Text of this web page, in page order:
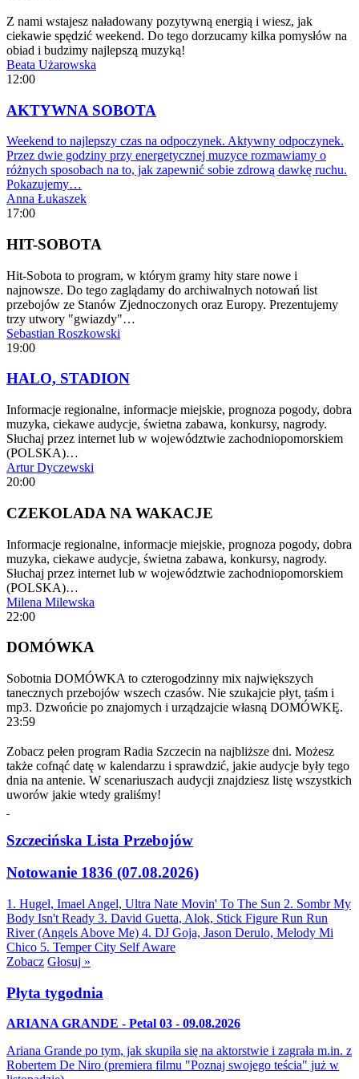
Z nami wstajesz naładowany pozytywną energią i wiesz, jak
ciekawie spędzić weekend. Do tego dorzucamy kilka pomysłów na
obiad i budzimy najlepszą muzyką!
Beata Użarowska
12:00
AKTYWNA SOBOTA
Weekend to najlepszy czas na odpoczynek. Aktywny odpoczynek.
Przez dwie godziny przy energetycznej muzyce rozmawiamy o
różnych sposobach na to, jak zapewnić sobie zdrową dawkę ruchu.
Pokazujemy…
Anna Łukaszek
17:00
HIT-SOBOTA
Hit-Sobota to program, w którym gramy hity stare nowe i
najnowsze. Do tego zaglądamy do archiwalnych notowań list
przebojów ze Stanów Zjednoczonych oraz Europy. Prezentujemy
trzy utwory "gwiazdy"…
Sebastian Roszkowski
19:00
HALO, STADION
Informacje regionalne, informacje miejskie, prognoza pogody, dobra
muzyka, ciekawe audycje, świetna zabawa, konkursy, nagrody.
Słuchaj przez internet lub w województwie zachodniopomorskiem
(POLSKA)…
Artur Dyczewski
20:00
CZEKOLADA NA WAKACJE
Informacje regionalne, informacje miejskie, prognoza pogody, dobra
muzyka, ciekawe audycje, świetna zabawa, konkursy, nagrody.
Słuchaj przez internet lub w województwie zachodniopomorskiem
(POLSKA)…
Milena Milewska
22:00
DOMÓWKA
Sobotnia DOMÓWKA to czterogodzinny mix największych
tanecznych przebojów wszech czasów. Nie szukajcie płyt, taśm i
mp3. Dzwońcie po znajomych i urządzajcie własną DOMÓWKĘ.
23:59
Zobacz pełen program Radia Szczecin na najbliższe dni. Możesz
także cofnąć datę w kalendarzu i sprawdzić, jakie audycje były tego
dnia na antenie. W scenariuszach audycji znajdziesz listę wszystkich
uworów jakie wtedy graliśmy!
Szczecińska Lista Przebojów
Notowanie 1836 (07.08.2026)
1. Hugel, Imael Angel, Ultra Nate Movin' To The Sun 2. Sombr My
Body Isn't Ready 3. David Guetta, Alok, Stick Figure Run Run
River (Angels Above Me) 4. DJ Goja, Jason Derulo, Melody Mi
Chico 5. Temper City Self Aware
Zobacz Głosuj »
Płyta tygodnia
ARIANA GRANDE - Petal 03 - 09.08.2026
Ariana Grande po tym, jak skupiła się na aktorstwie i zagrała m.in. z
Robertem De Niro (premiera filmu "Poznaj swojego teścia" już w